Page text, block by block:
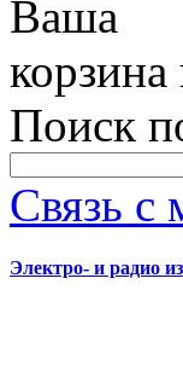
Ваша
корзина
Поиск
Связь с
Электро- и радио